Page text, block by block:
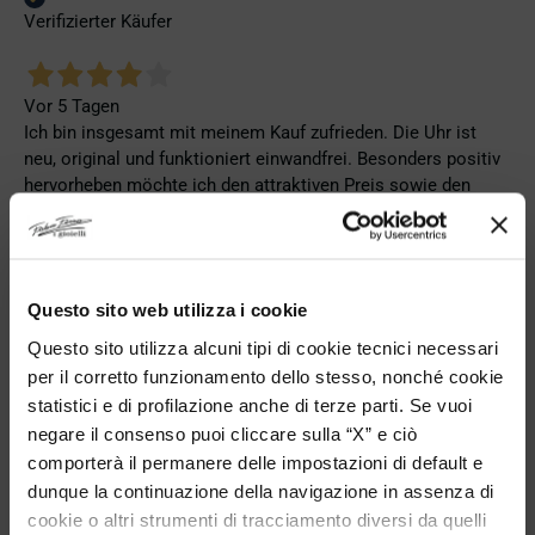
Questo sito web utilizza i cookie
Questo sito utilizza alcuni tipi di cookie tecnici necessari
per il corretto funzionamento dello stesso, nonché cookie
statistici e di profilazione anche di terze parti. Se vuoi
negare il consenso puoi cliccare sulla “X” e ciò
comporterà il permanere delle impostazioni di default e
dunque la continuazione della navigazione in assenza di
cookie o altri strumenti di tracciamento diversi da quelli
Verifizierter Käufer
Vor 5 Tagen
Ich bin insgesamt mit meinem Kauf zufrieden. Die Uhr ist
neu, original und funktioniert einwandfrei. Besonders positiv
hervorheben möchte ich den attraktiven Preis sowie den
vollständig ausgefüllten und abgestempelten internationalen
Seiko-Garantieschein. Der Versand war außerdem schnell.
entsprach. Die Uhr kam ohne die üblichen Schutzfolien am
Armband, die Originalverpackung entsprach nicht der
Verpackung, die ich von diesem Modell aus offiziellen
Präsentationen und Videos kenne (andere Box und anderes
Uhrenkissen), und auch die Seiko-Hangtags mit
Modellinformationen fehlten. Die Uhr selbst ist in neuem
Zustand und weist keine Gebrauchsspuren auf. Dennoch
hätte ich bei einer hochwertigen Uhr dieser Preisklasse
erwartet, dass sie mit der vollständigen Originalpräsentation